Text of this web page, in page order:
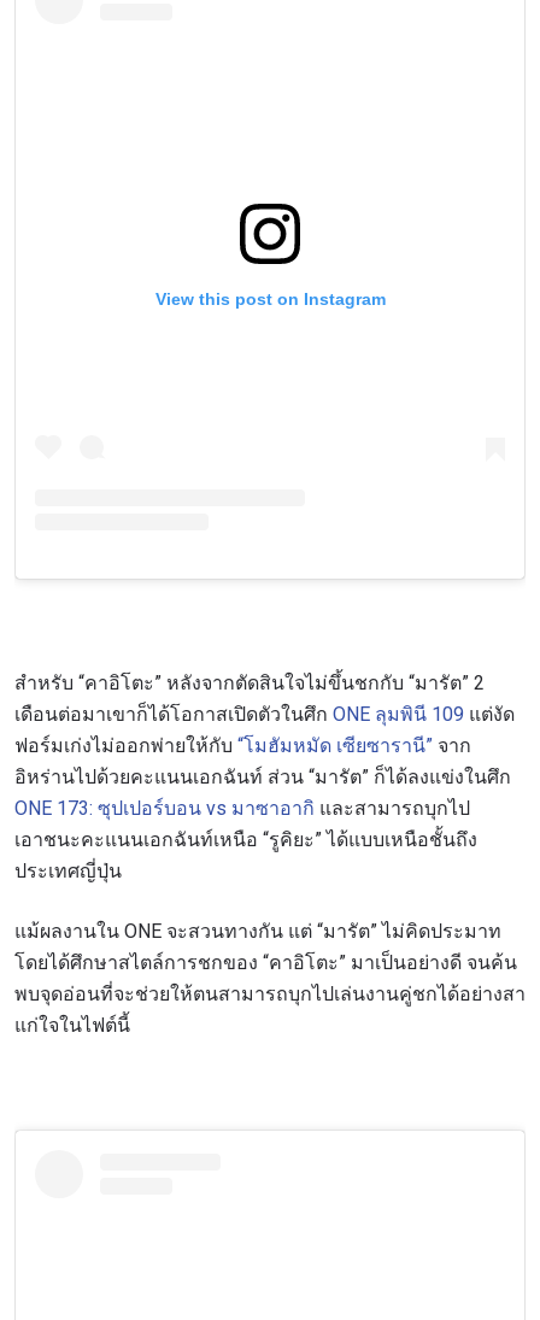
View this post on Instagram
สำหรับ “คาอิโตะ” หลังจากตัดสินใจไม่ขึ้นชกกับ “มารัต” 2
เดือนต่อมาเขาก็ได้โอกาสเปิดตัวในศึก ONE ลุมพินี 109 แต่งัด
ฟอร์มเก่งไม่ออกพ่ายให้กับ “โมฮัมหมัด เซียซารานี” จาก
อิหร่านไปด้วยคะแนนเอกฉันท์ ส่วน “มารัต” ก็ได้ลงแข่งในศึก
ONE 173: ซุปเปอร์บอน vs มาซาอากิ และสามารถบุกไป
เอาชนะคะแนนเอกฉันท์เหนือ “รูคิยะ” ได้แบบเหนือชั้นถึง
ประเทศญี่ปุ่น
แม้ผลงานใน ONE จะสวนทางกัน แต่ “มารัต” ไม่คิดประมาท
โดยได้ศึกษาสไตล์การชกของ “คาอิโตะ” มาเป็นอย่างดี จนค้น
พบจุดอ่อนที่จะช่วยให้ตนสามารถบุกไปเล่นงานคู่ชกได้อย่างสา
แก่ใจในไฟต์นี้